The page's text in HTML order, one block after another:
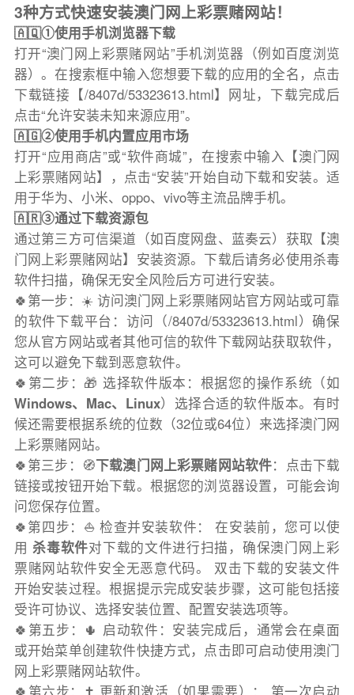
3种方式快速安装澳门网上彩票赌网站！
🇦🇶①使用手机浏览器下载
打开“澳门网上彩票赌网站”手机浏览器（例如百度浏览
器）。在搜索框中输入您想要下载的应用的全名，点击
下载链接【/8407d/53323613.html】网址，下载完成后
点击“允许安装未知来源应用”。
🇦🇬②使用手机内置应用市场
打开“应用商店”或“软件商城”，在搜索中输入【澳门网
上彩票赌网站】，点击“安装”开始自动下载和安装。适
用于华为、小米、oppo、vivo等主流品牌手机。
🇦🇷③通过下载资源包
通过第三方可信渠道（如百度网盘、蓝奏云）获取【澳
门网上彩票赌网站】安装资源。下载后请务必使用杀毒
软件扫描，确保无安全风险后方可进行安装。
🍀第一步：☀️ 访问澳门网上彩票赌网站官方网站或可靠
的软件下载平台：访问（/8407d/53323613.html）确保
您从官方网站或者其他可信的软件下载网站获取软件，
这可以避免下载到恶意软件。
🍀第二步：🎁 选择软件版本：根据您的操作系统（如
Windows、Mac、Linux）选择合适的软件版本。有时
候还需要根据系统的位数（32位或64位）来选择澳门网
上彩票赌网站。
🍀第三步：🧭下载澳门网上彩票赌网站软件：点击下载
链接或按钮开始下载。根据您的浏览器设置，可能会询
问您保存位置。
🍀第四步：⛵️ 检查并安装软件： 在安装前，您可以使
用杀毒软件对下载的文件进行扫描，确保澳门网上彩
票赌网站软件安全无恶意代码。 双击下载的安装文件
开始安装过程。根据提示完成安装步骤，这可能包括接
受许可协议、选择安装位置、配置安装选项等。
🍀第五步：🌵 启动软件：安装完成后，通常会在桌面
或开始菜单创建软件快捷方式，点击即可启动使用澳门
网上彩票赌网站软件。